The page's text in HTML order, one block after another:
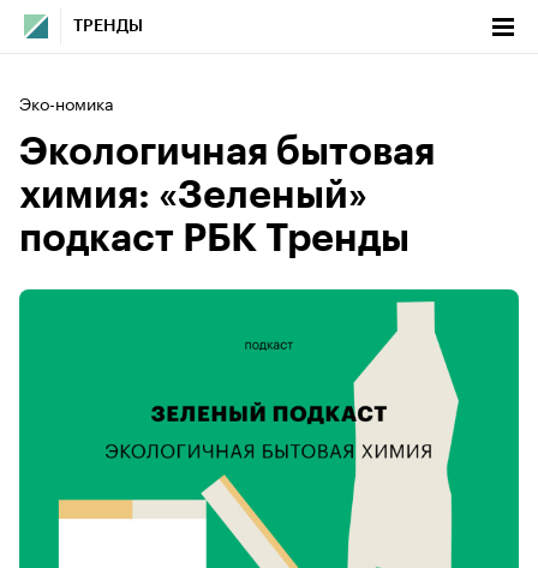
ТРЕНДЫ
Эко-номика
Экологичная бытовая
химия: «Зеленый»
подкаст РБК Тренды